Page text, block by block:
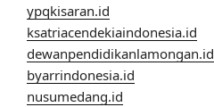
ypqkisaran.id
ksatriacendekiaindonesia.id
dewanpendidikanlamongan.id
byarrindonesia.id
nusumedang.id